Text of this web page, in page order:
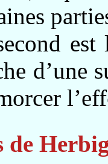
est
d’une
de